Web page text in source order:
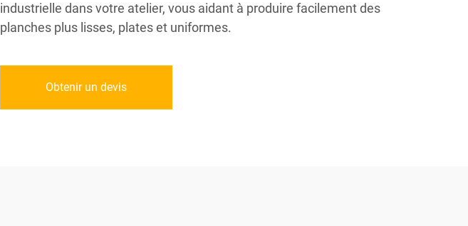
industrielle dans votre atelier, vous aidant à produire facilement des
planches plus lisses, plates et uniformes.
Obtenir un devis